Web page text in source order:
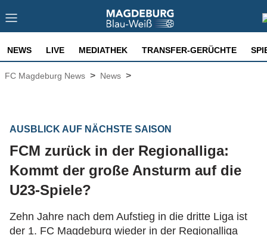
NEWS LIVE MEDIATHEK TRANSFER-GERÜCHTE
FC Magdeburg News > News >
AUSBLICK AUF NÄCHSTE SAISON
FCM zurück in der Regionalliga:
Kommt der große Ansturm auf die
U23-Spiele?
Zehn Jahre nach dem Aufstieg in die dritte Liga ist
der 1. FC Magdeburg wieder in der Regionalliga